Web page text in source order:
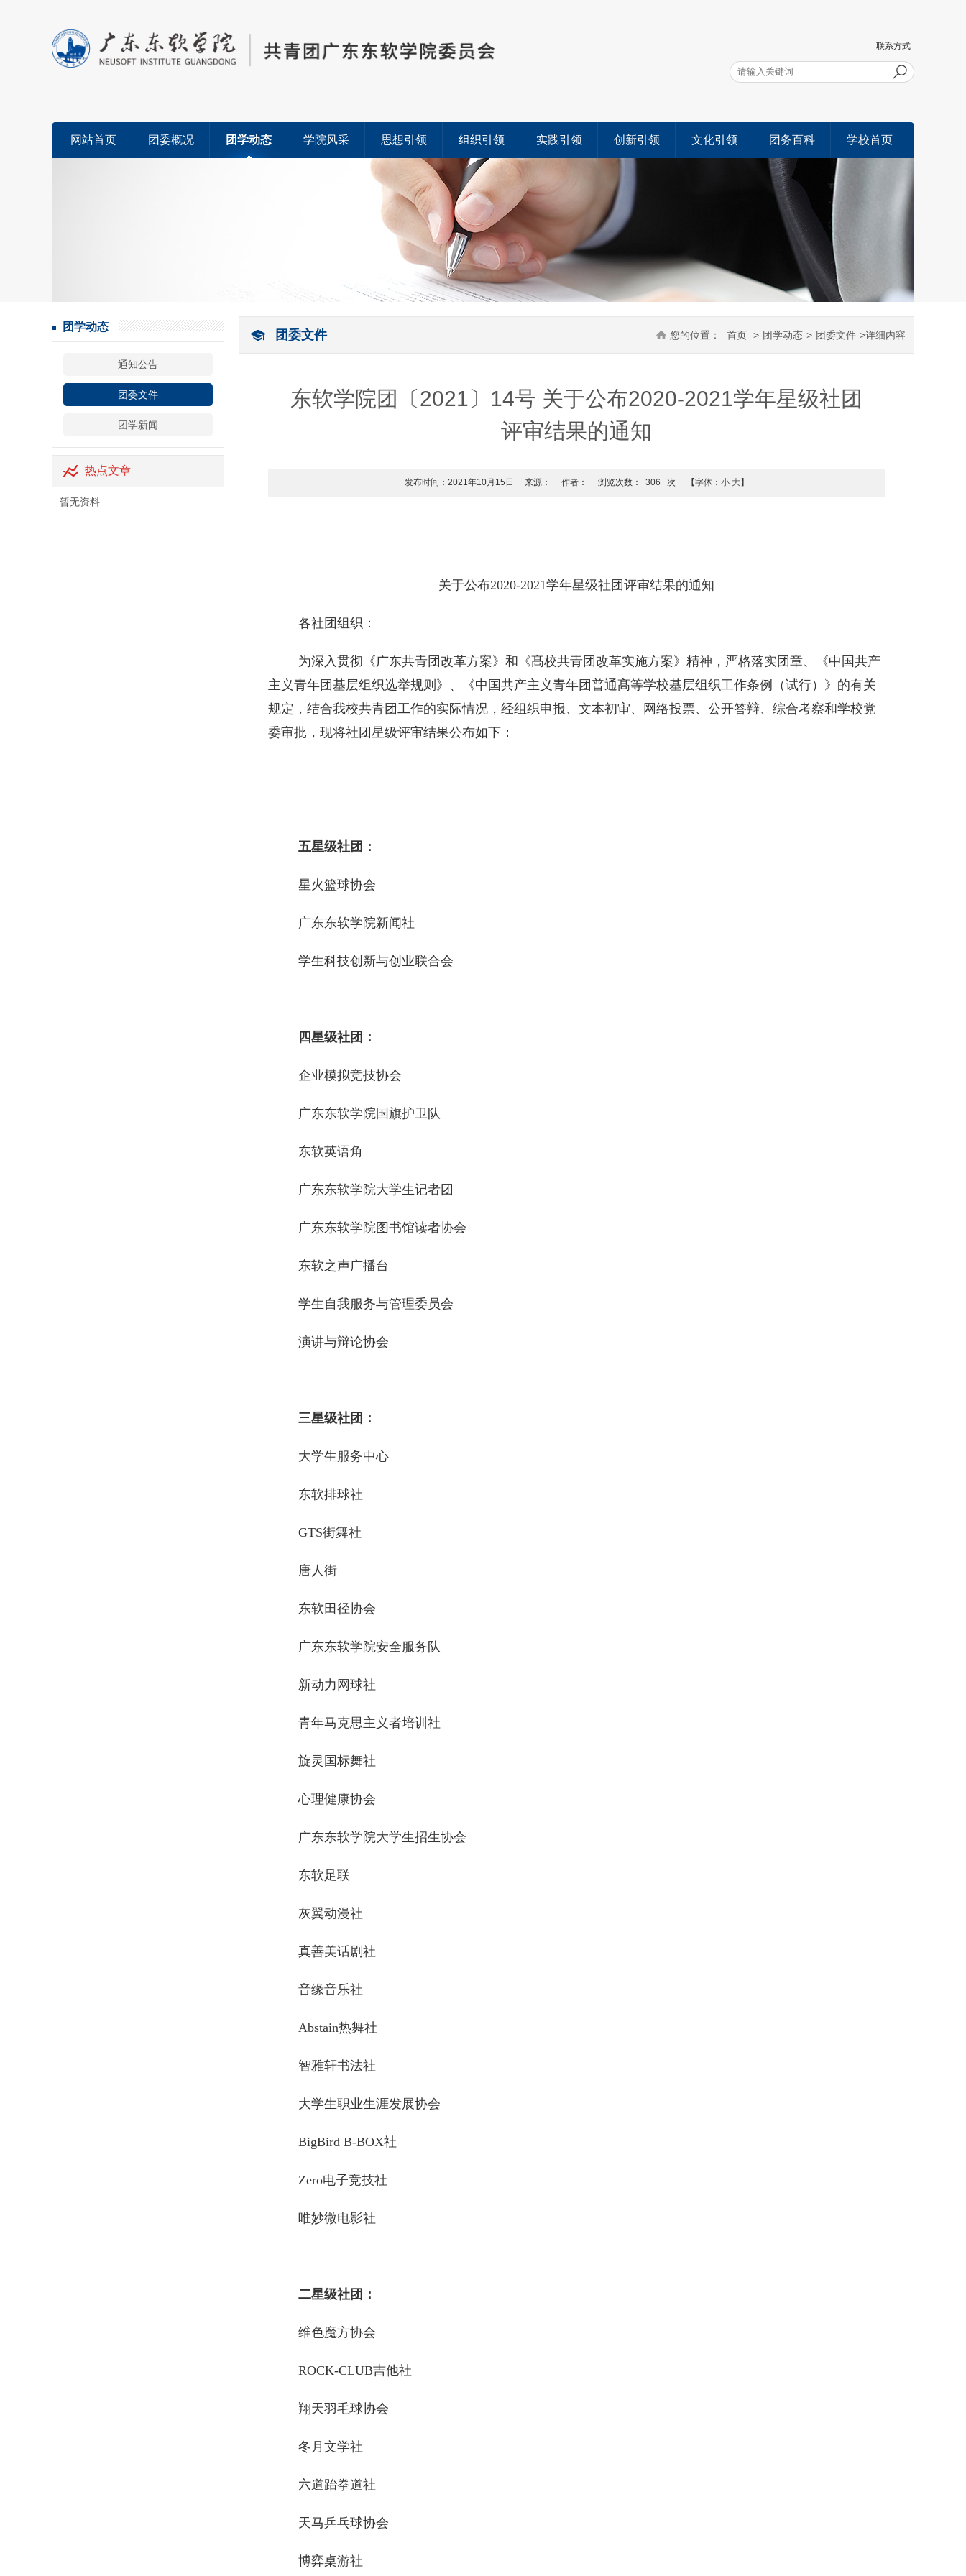
联系方式
网站首页 团委概况 团学动态 学院风采 思想引领 组织引领 实践引领 创新引领 文化引领 团务百科 学校首页
团学动态
通知公告
团委文件
团学新闻
热点文章
暂无资料
您的位置： 首页 > 团学动态 > 团委文件 >详细内容
团委文件
东软学院团〔2021〕14号 关于公布2020-2021学年星级社团
评审结果的通知
发布时间：2021年10月15日 来源： 作者： 浏览次数： 306 次 【字体： 小 大】
关于公布2020-2021学年星级社团评审结果的通知
各社团组织：
为深入贯彻《广东共青团改革方案》和《髙校共青团改革实施方案》精神，严格落实团章、《中国共产
主义青年团基层组织选举规则》、《中国共产主义青年团普通髙等学校基层组织工作条例（试行）》的有关
规定，结合我校共青团工作的实际情况，经组织申报、文本初审、网络投票、公开答辩、综合考察和学校党
委审批，现将社团星级评审结果公布如下：
五星级社团：
星火篮球协会
广东东软学院新闻社
学生科技创新与创业联合会
四星级社团：
企业模拟竞技协会
广东东软学院国旗护卫队
东软英语角
广东东软学院大学生记者团
广东东软学院图书馆读者协会
东软之声广播台
学生自我服务与管理委员会
演讲与辩论协会
三星级社团：
大学生服务中心
东软排球社
GTS街舞社
唐人街
东软田径协会
广东东软学院安全服务队
新动力网球社
青年马克思主义者培训社
旋灵国标舞社
心理健康协会
广东东软学院大学生招生协会
东软足联
灰翼动漫社
真善美话剧社
音缘音乐社
Abstain热舞社
智雅轩书法社
大学生职业生涯发展协会
BigBird B-BOX社
Zero电子竞技社
唯妙微电影社
二星级社团：
维色魔方协会
ROCK-CLUB吉他社
翔天羽毛球协会
冬月文学社
六道跆拳道社
天马乒乓球协会
博弈桌游社